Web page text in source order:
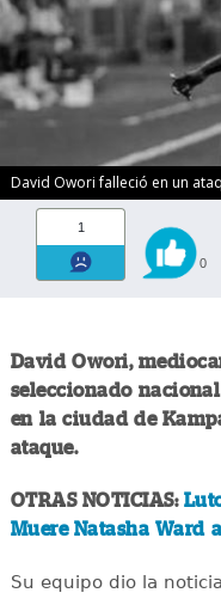
David Owori falleció en un
1
0
David Owori,
seleccionado
en la ciudad de
ataque.
OTRAS NOTICIAS:
Muere Natasha Ward
Su equipo dio la